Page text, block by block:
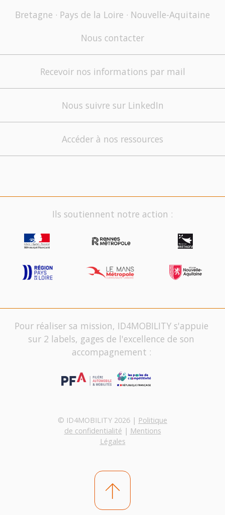
Bretagne · Pays de la Loire · Nouvelle-Aquitaine
Nous contacter
Recevoir nos informations par mail
Nous suivre sur LinkedIn
Accéder à nos ressources
Ils soutiennent notre action :
Pour réaliser sa mission, ID4MOBILITY s'appuie
sur 2 labels, gages de l'excellence de son
accompagnement :
© ID4MOBILITY 2026 | Politique
de confidentialité | Mentions
Légales